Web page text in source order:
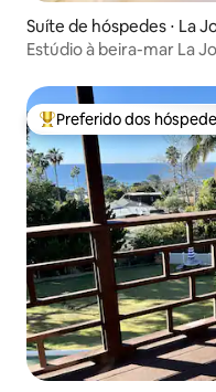
Suíte de hóspedes ⋅ La
Estúdio à beira-mar La
Entre os melhores
Preferido dos